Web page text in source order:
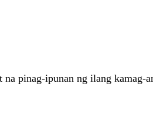
pinag-ipunan ng ilang kamag-